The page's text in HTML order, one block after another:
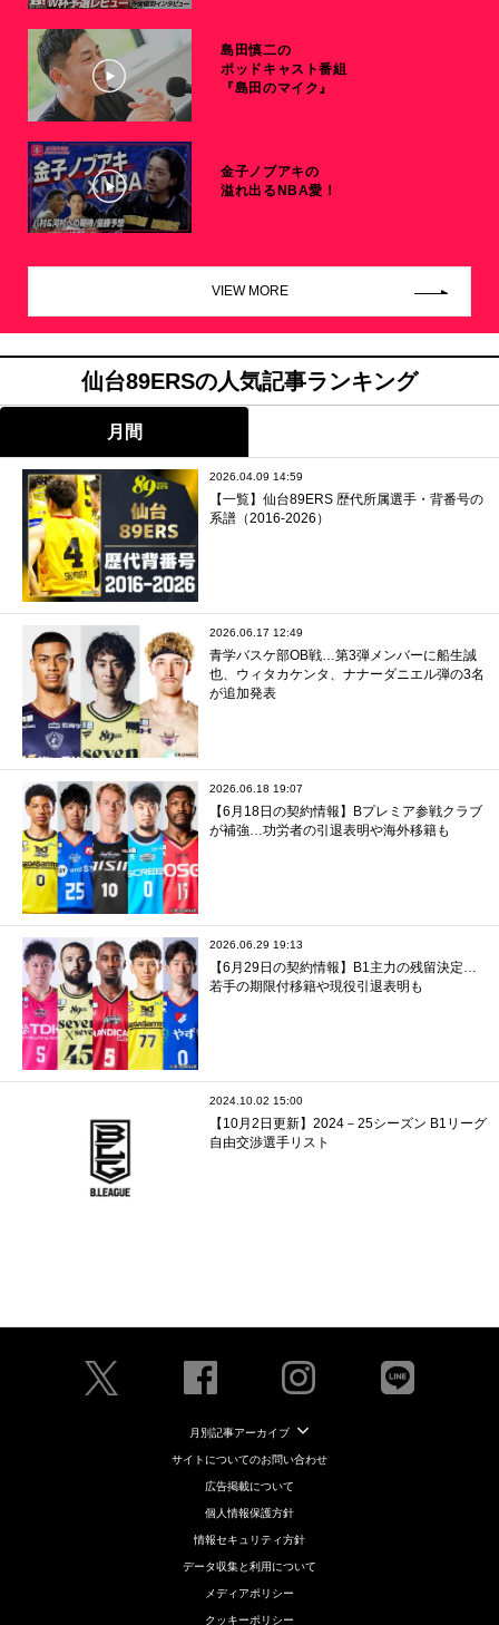
島田慎二の
ポッドキャスト番組
『島田のマイク』
金子ノブアキの
溢れ出るNBA愛！
VIEW MORE
仙台89ERSの人気記事ランキング
月間
2026.04.09 14:59
【一覧】仙台89ERS 歴代所属選手・背番号の
系譜（2016-2026）
2026.06.17 12:49
青学バスケ部OB戦…第3弾メンバーに船生誠
也、ウィタカケンタ、ナナーダニエル弾の3名
が追加発表
2026.06.18 19:07
【6月18日の契約情報】Bプレミア参戦クラブ
が補強…功労者の引退表明や海外移籍も
2026.06.29 19:13
【6月29日の契約情報】B1主力の残留決定…
若手の期限付移籍や現役引退表明も
2024.10.02 15:00
【10月2日更新】2024－25シーズン B1リーグ
自由交渉選手リスト
月別記事アーカイブ
サイトについてのお問い合わせ
広告掲載について
個人情報保護方針
情報セキュリティ方針
データ収集と利用について
メディアポリシー
クッキーポリシー